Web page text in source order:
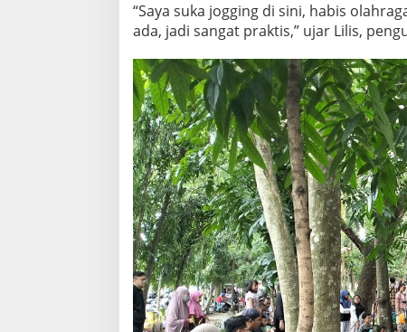
“Saya suka jogging di sini, habis
ada, jadi sangat praktis,” ujar Lilis,